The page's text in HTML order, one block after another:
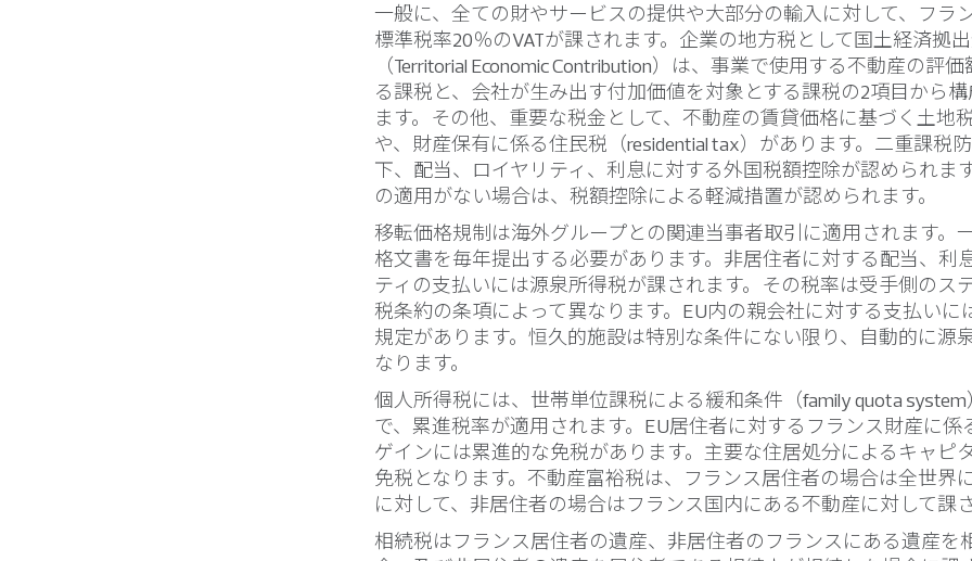
一般に、全ての財やサービスの提供や大部分の輸入に対して、フラ
標準税率20％のVATが課されます。企業の地方税として国土経済拠
（Territorial Economic Contribution）は、事業で使用する不動産の評
る課税と、会社が生み出す付加価値を対象とする課税の2項目から
ます。その他、重要な税金として、不動産の賃貸価格に基づく土地
や、財産保有に係る住民税（residential tax）があります。二重課税
下、配当、ロイヤリティ、利息に対する外国税額控除が認められま
の適用がない場合は、税額控除による軽減措置が認められます。
移転価格規制は海外グループとの関連当事者取引に適用されます。
格文書を毎年提出する必要があります。非居住者に対する配当、利
ティの支払いには源泉所得税が課されます。その税率は受手側のス
税条約の条項によって異なります。EU内の親会社に対する支払いに
規定があります。恒久的施設は特別な条件にない限り、自動的に源
なります。
個人所得税には、世帯単位課税による緩和条件（family quota
で、累進税率が適用されます。EU居住者に対するフランス財産に係
ゲインには累進的な免税があります。主要な住居処分によるキャピ
免税となります。不動産富裕税は、フランス居住者の場合は全世界
に対して、非居住者の場合はフランス国内にある不動産に対して課
相続税はフランス居住者の遺産、非居住者のフランスにある遺産を